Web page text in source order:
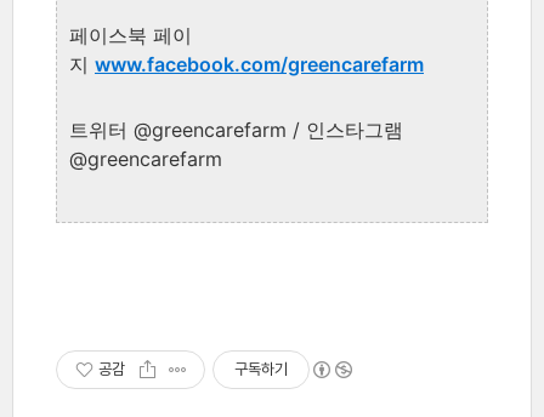
페이스북 페이
지 www.facebook.com/greencarefarm
트위터 @greencarefarm / 인스타그램
@greencarefarm
공감 구독하기